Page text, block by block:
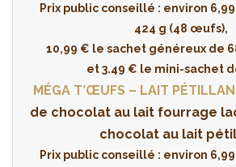
Prix public conseillé : environ
424 g (48 œufs),
10,99 € le sachet généreux de
et 3.49 € le mini-sachet
MÉGA T’ŒUFS – LAIT
de chocolat au lait fourrage
chocolat au lait
Prix public conseillé : environ